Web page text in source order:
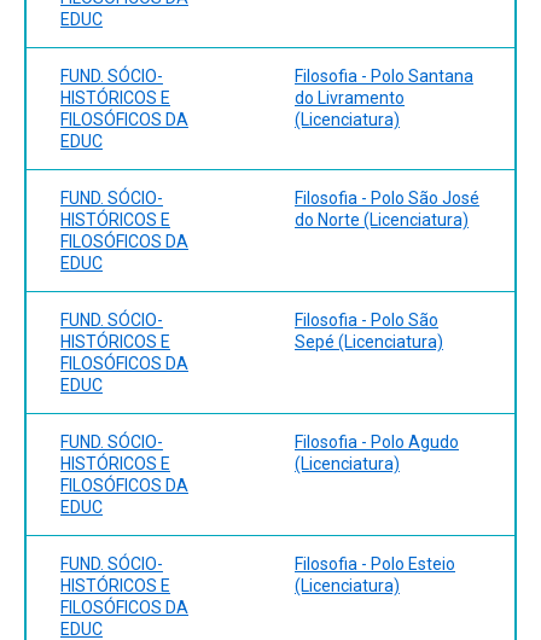
EDUC
FUND. SÓCIO-
HISTÓRICOS E
FILOSÓFICOS DA
EDUC
Filosofia - Polo Santana
do Livramento
(Licenciatura)
FUND. SÓCIO-
HISTÓRICOS E
FILOSÓFICOS DA
EDUC
Filosofia - Polo São José
do Norte (Licenciatura)
FUND. SÓCIO-
HISTÓRICOS E
FILOSÓFICOS DA
EDUC
Filosofia - Polo São
Sepé (Licenciatura)
FUND. SÓCIO-
HISTÓRICOS E
FILOSÓFICOS DA
EDUC
Filosofia - Polo Agudo
(Licenciatura)
FUND. SÓCIO-
HISTÓRICOS E
FILOSÓFICOS DA
EDUC
Filosofia - Polo Esteio
(Licenciatura)